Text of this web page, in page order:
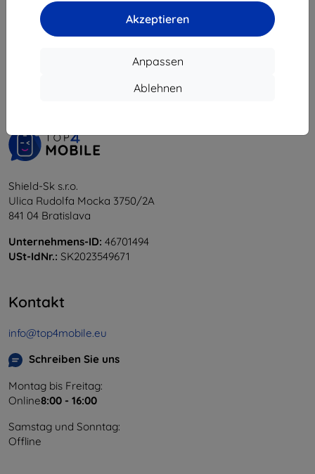
Akzeptieren
Anpassen
Ablehnen
vom ganzen5.
Shield-Sk s.r.o.
Ulica Rudolfa Mocka 3750/2A
841 04 Bratislava
Unternehmens-ID: 46701494
USt-IdNr.: SK2023549671
Kontakt
info@top4mobile.eu
Schreiben Sie uns
Montag bis Freitag:
Online8:00 - 16:00
Samstag und Sonntag:
Offline